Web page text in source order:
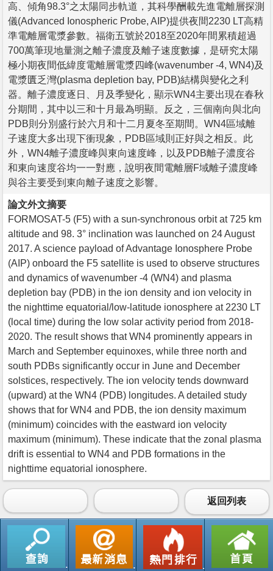
高、傾角98.3°之太陽同步軌道，其科學酬載先進電離層探測
儀(Advanced Ionospheric Probe, AIP)提供夜間2230 LT高精
準電離層電漿參數。福衛五號於2018至2020年間累積超過
700萬筆現地量測之離子濃度及離子速度數據，是研究太陽
極小期夜間低緯度電離層電漿四峰(wavenumber -4, WN4)及
電漿匱乏灣(plasma depletion bay, PDB)結構與變化之利
器。離子濃度逐日、月及季變化，顯示WN4主要出現在春秋
分期間，其中以三和十月最為明顯。反之，三個南向與北向
PDB則分別盛行於六月和十二月夏冬至期間。WN4區域離
子速度大多出現下衝現象，PDB區域則正好與之相反。此
外，WN4離子濃度峰與東向速度峰，以及PDB離子濃度谷
和東向速度谷均一一對應，說明夜間電離層F域離子濃度峰
與谷主要受到東向離子速度之影響。
論文外文摘要
FORMOSAT-5 (F5) with a sun-synchronous orbit at 725 km
altitude and 98. 3° inclination was launched on 24 August
2017. A science payload of Advantage Ionosphere Probe
(AIP) onboard the F5 satellite is used to observe structures
and dynamics of wavenumber -4 (WN4) and plasma
depletion bay (PDB) in the ion density and ion velocity in
the nighttime equatorial/low-latitude ionosphere at 2230 LT
(local time) during the low solar activity period from 2018-
2020. The result shows that WN4 prominently appears in
March and September equinoxes, while three north and
south PDBs significantly occur in June and December
solstices, respectively. The ion velocity tends downward
(upward) at the WN4 (PDB) longitudes. A detailed study
shows that for WN4 and PDB, the ion density maximum
(minimum) coincides with the eastward ion velocity
maximum (minimum). These indicate that the zonal plasma
drift is essential to WN4 and PDB formations in the
nighttime equatorial ionosphere.
返回列表